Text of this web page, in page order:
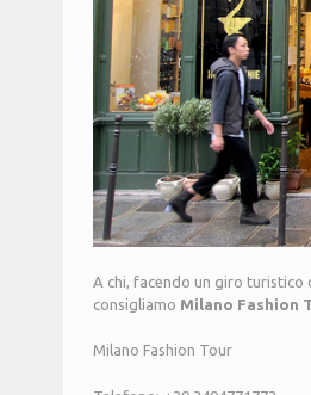
A chi, facendo un giro turistico
consigliamo Milano Fashion
Milano Fashion Tour